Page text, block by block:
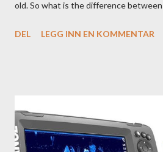
old. So what is the difference between
DEL
LEGG INN EN KOMMENTAR